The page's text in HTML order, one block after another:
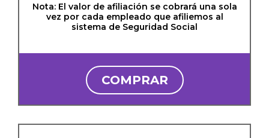
Nota: El valor de afiliación se cobrará una sola
vez por cada empleado que afiliemos al
sistema de Seguridad Social
COMPRAR